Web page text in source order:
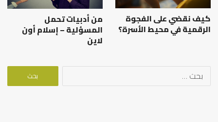
كيف نقضي على الفجوة
الرقمية في محيط الأسرة؟
من أدبيات تحمل
المسؤلية – إسلام أون
لاين
البحث